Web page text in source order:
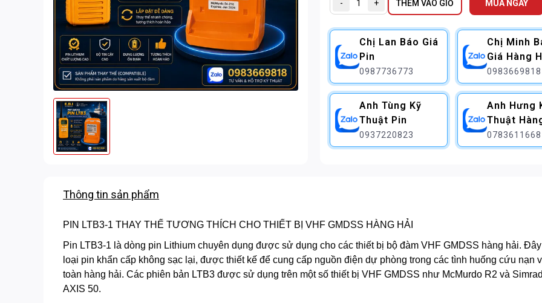
- + THÊM VÀO GIỎ MUA NGAY
Chị Lan Báo Giá
Pin
0987736773
Chị Minh
Giá Hàng
0983669818
Anh Tùng Kỹ
Thuật Pin
0937220823
Anh Hưng
Thuật
0783611668
Thông tin sản phẩm
PIN LTB3-1 THAY THẾ TƯƠNG THÍCH CHO THIẾT BỊ VHF GMDSS HÀNG HẢI
Pin LTB3-1 là dòng pin Lithium chuyên dụng được sử dụng cho các thiết bị bộ đàm VHF GMDSS hàng hải.
loại pin khẩn cấp không sạc lại, được thiết kế để cung cấp nguồn điện dự phòng trong các tình huống cứu nạn
toàn hàng hải. Các phiên bản LTB3 được sử dụng trên một số thiết bị VHF GMDSS như McMurdo R2 và Simrad
AXIS 50.